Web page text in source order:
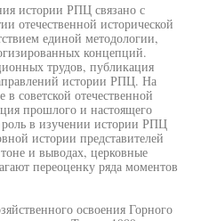
истории РПЦ связано с
отечественной исторической
единой методологии,
концепций.
трудов, публикация
истории РПЦ. На
советской отечественной
прошлого и настоящего
в изучении истории РПЦ
истории представителей
и выводах, церковные
переоценку ряда моментов
освоения Горного